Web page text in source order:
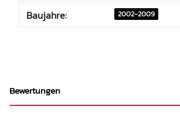
Baujahre: 2002-2009
Bewertungen